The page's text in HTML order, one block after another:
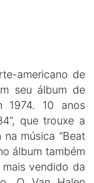
americano de
seu álbum de
1974. 10 anos
que trouxe a
música “Beat
álbum também
mais vendido da